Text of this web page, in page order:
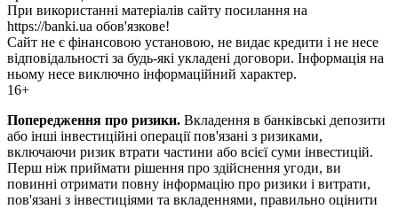
При використанні матеріалів сайту посилання на
https://banki.ua обов'язкове!
Сайт не є фінансовою установою, не видає кредити і не несе
відповідальності за будь-які укладені договори. Інформація на
ньому несе виключно інформаційний характер.
16+
Попередження про ризики. Вкладення в банківські депозити
або інші інвестиційні операції пов'язані з ризиками,
включаючи ризик втрати частини або всієї суми інвестицій.
Перш ніж приймати рішення про здійснення угоди, ви
повинні отримати повну інформацію про ризики і витрати,
пов'язані з інвестиціями та вкладеннями, правильно оцінити